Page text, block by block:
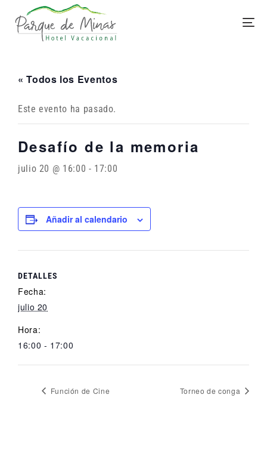
« Todos los Eventos
Este evento ha pasado.
Desafío de la memoria
julio 20 @ 16:00 - 17:00
Añadir al calendario
DETALLES
Fecha:
julio 20
Hora:
16:00 - 17:00
Función de Cine Torneo de conga